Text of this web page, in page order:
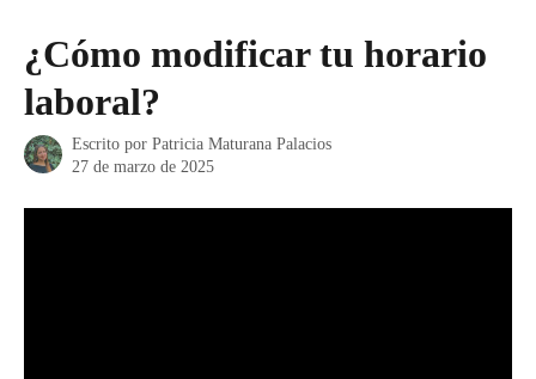
¿Cómo modificar tu horario
laboral?
Escrito por Patricia Maturana Palacios
27 de marzo de 2025